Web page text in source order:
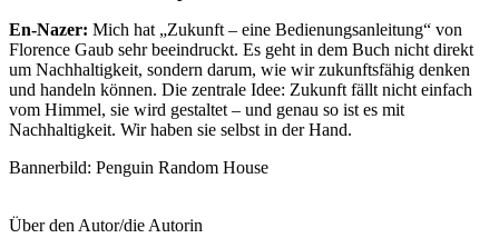
En-Nazer: Mich hat „Zukunft – eine Bedienungsanleitung“ von
Florence Gaub sehr beeindruckt. Es geht in dem Buch nicht direkt
um Nachhaltigkeit, sondern darum, wie wir zukunftsfähig denken
und handeln können. Die zentrale Idee: Zukunft fällt nicht einfach
vom Himmel, sie wird gestaltet – und genau so ist es mit
Nachhaltigkeit. Wir haben sie selbst in der Hand.
Bannerbild: Penguin Random House
Über den Autor/die Autorin